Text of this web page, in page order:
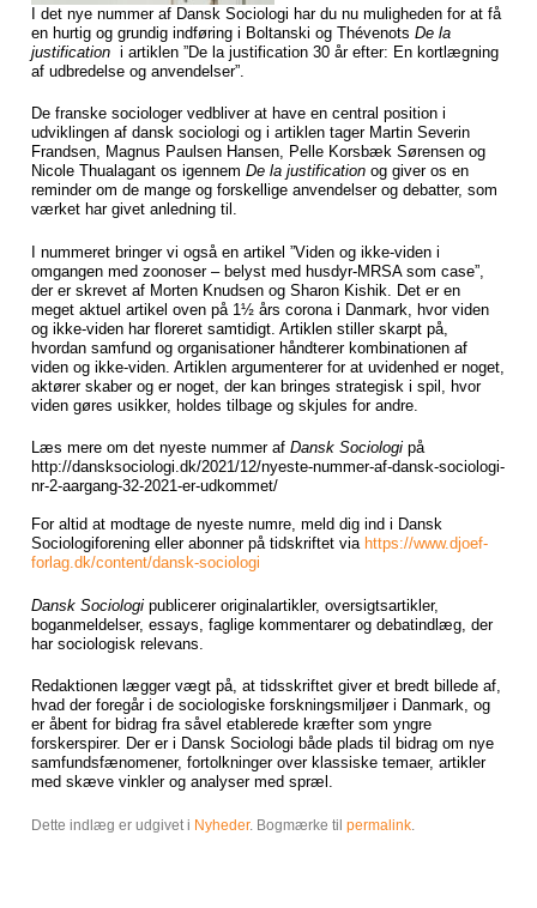
I det nye nummer af Dansk Sociologi har du nu muligheden for at få
en hurtig og grundig indføring i Boltanski og Thévenots De la
justification i artiklen ”De la justification 30 år efter: En kortlægning
af udbredelse og anvendelser”.
De franske sociologer vedbliver at have en central position i
udviklingen af dansk sociologi og i artiklen tager Martin Severin
Frandsen, Magnus Paulsen Hansen, Pelle Korsbæk Sørensen og
Nicole Thualagant os igennem De la justification og giver os en
reminder om de mange og forskellige anvendelser og debatter, som
værket har givet anledning til.
I nummeret bringer vi også en artikel ”Viden og ikke-viden i
omgangen med zoonoser – belyst med husdyr-MRSA som case”,
der er skrevet af Morten Knudsen og Sharon Kishik. Det er en
meget aktuel artikel oven på 1½ års corona i Danmark, hvor viden
og ikke-viden har floreret samtidigt. Artiklen stiller skarpt på,
hvordan samfund og organisationer håndterer kombinationen af
viden og ikke-viden. Artiklen argumenterer for at uvidenhed er noget,
aktører skaber og er noget, der kan bringes strategisk i spil, hvor
viden gøres usikker, holdes tilbage og skjules for andre.
Læs mere om det nyeste nummer af Dansk Sociologi på
http://dansksociologi.dk/2021/12/nyeste-nummer-af-dansk-sociologi-
nr-2-aargang-32-2021-er-udkommet/
For altid at modtage de nyeste numre, meld dig ind i Dansk
Sociologiforening eller abonner på tidskriftet via https://www.djoef-
forlag.dk/content/dansk-sociologi
Dansk Sociologi publicerer originalartikler, oversigtsartikler,
boganmeldelser, essays, faglige kommentarer og debatindlæg, der
har sociologisk relevans.
Redaktionen lægger vægt på, at tidsskriftet giver et bredt billede af,
hvad der foregår i de sociologiske forskningsmiljøer i Danmark, og
er åbent for bidrag fra såvel etablerede kræfter som yngre
forskerspirer. Der er i Dansk Sociologi både plads til bidrag om nye
samfundsfænomener, fortolkninger over klassiske temaer, artikler
med skæve vinkler og analyser med spræl.
Dette indlæg er udgivet i Nyheder. Bogmærke til permalink